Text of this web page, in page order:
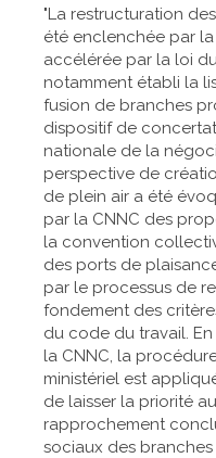
"La restructuration
été enclenchée par la
accélérée par la loi
notamment établi la
fusion de branches
dispositif de
nationale de la
perspective de
de plein air a été
par la CNNC des
la convention
des ports de
par le processus de
fondement des
du code du travail.
la CNNC, la
ministériel est
de laisser la priorité
rapprochement
sociaux des